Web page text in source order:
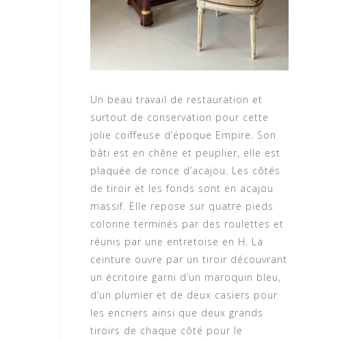
Un beau travail de restauration et
surtout de conservation pour cette
jolie coiffeuse d’époque Empire. Son
bâti est en chêne et peuplier, elle est
plaquée de ronce d’acajou. Les côtés
de tiroir et les fonds sont en acajou
massif. Elle repose sur quatre pieds
colonne terminés par des roulettes et
réunis par une entretoise en H. La
ceinture ouvre par un tiroir découvrant
un écritoire garni d’un maroquin bleu,
d’un plumier et de deux casiers pour
les encriers ainsi que deux grands
tiroirs de chaque côté pour le